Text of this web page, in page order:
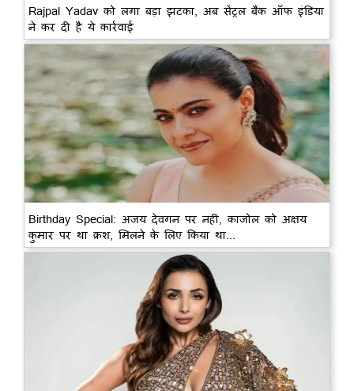
Rajpal Yadav को लगा बड़ा झटका, अब सेंट्रल बैंक ऑफ इंडिया
ने कर दी है ये कार्रवाई
Birthday Special: अजय देवगन पर नहीं, काजोल को अक्षय
कुमार पर था क्रश, मिलने के लिए किया था...